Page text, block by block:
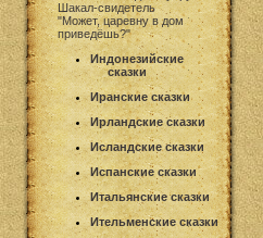
Шакал-свидетель
"Может, царевну в дом
приведёшь?"
Индонезийские
сказки
Иранские сказки
Ирландские сказки
Исландские сказки
Испанские сказки
Итальянские сказки
Ительменские сказки